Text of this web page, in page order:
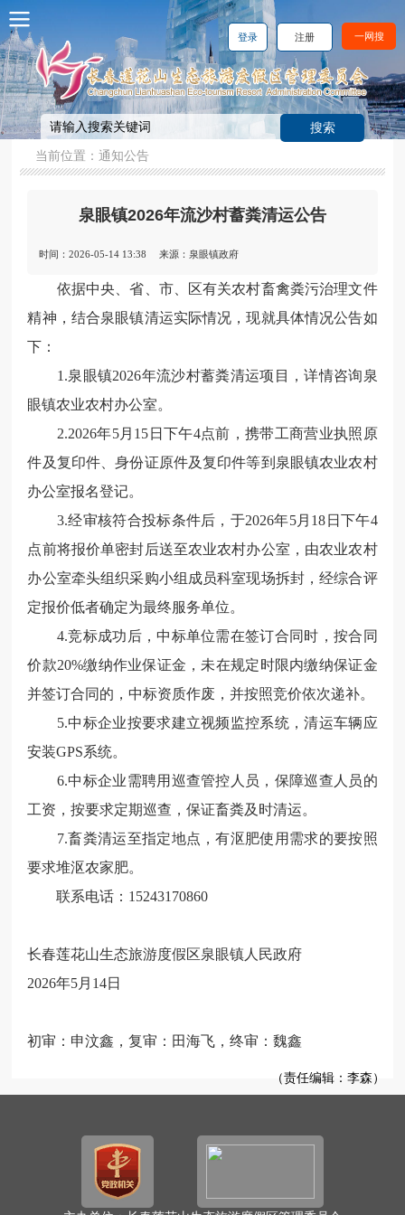
一网搜
注册
登录
当前位置： 通知公告
泉眼镇2026年流沙村蓄粪清运公告
时间：2026-05-14 13:38 来源：泉眼镇政府
依据中央、省、市、区有关农村畜禽粪污治理文件
精神，结合泉眼镇清运实际情况，现就具体情况公告如
下：
1.泉眼镇2026年流沙村蓄粪清运项目，详情咨询泉
眼镇农业农村办公室。
2.2026年5月15日下午4点前，携带工商营业执照原
件及复印件、身份证原件及复印件等到泉眼镇农业农村
办公室报名登记。
3.经审核符合投标条件后，于2026年5月18日下午4
点前将报价单密封后送至农业农村办公室，由农业农村
办公室牵头组织采购小组成员科室现场拆封，经综合评
定报价低者确定为最终服务单位。
4.竞标成功后，中标单位需在签订合同时，按合同
价款20%缴纳作业保证金，未在规定时限内缴纳保证金
并签订合同的，中标资质作废，并按照竞价依次递补。
5.中标企业按要求建立视频监控系统，清运车辆应
安装GPS系统。
6.中标企业需聘用巡查管控人员，保障巡查人员的
工资，按要求定期巡查，保证畜粪及时清运。
7.畜粪清运至指定地点，有沤肥使用需求的要按照
要求堆沤农家肥。
联系电话：15243170860
长春莲花山生态旅游度假区泉眼镇人民政府
2026年5月14日
初审：申汶鑫，复审：田海飞，终审：魏鑫
（责任编辑：李森）